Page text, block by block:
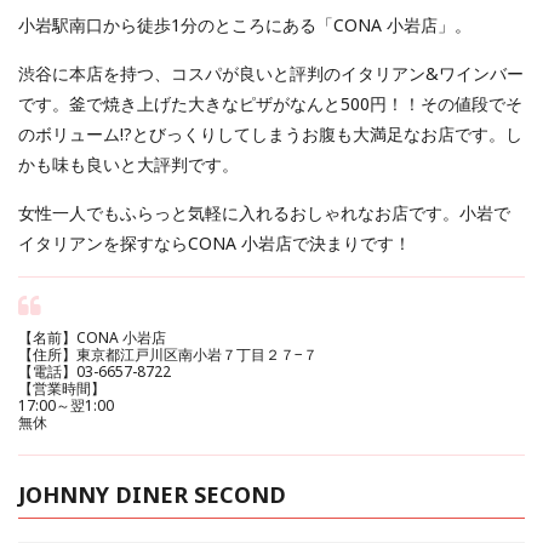
小岩駅南口から徒歩1分のところにある「CONA 小岩店」。
渋谷に本店を持つ、コスパが良いと評判のイタリアン&ワインバー
です。釜で焼き上げた大きなピザがなんと500円！！その値段でそ
のボリューム!?とびっくりしてしまうお腹も大満足なお店です。し
かも味も良いと大評判です。
女性一人でもふらっと気軽に入れるおしゃれなお店です。小岩で
イタリアンを探すならCONA 小岩店で決まりです！
【名前】CONA 小岩店
【住所】東京都江戸川区南小岩７丁目２７−７
【電話】03-6657-8722
【営業時間】
17:00～翌1:00
無休
JOHNNY DINER SECOND